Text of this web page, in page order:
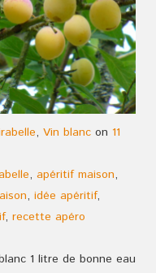
, Vin blanc on 11
, apéritif maison,
, idée apéritif,
, recette apéro
1 litre de bonne eau